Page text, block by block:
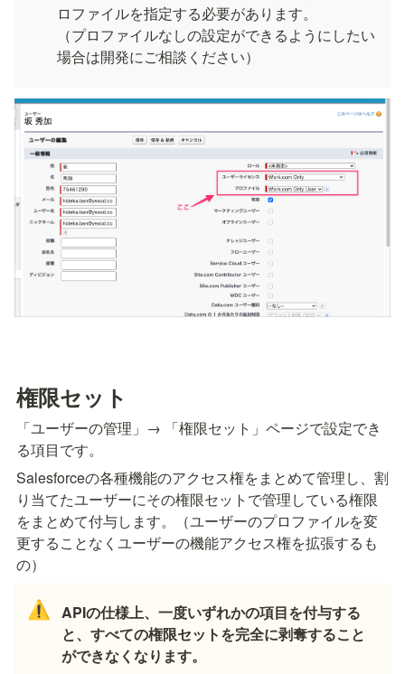
ロファイルを指定する必要があります。
（プロファイルなしの設定ができるようにしたい
場合は開発にご相談ください）
権限セット
「ユーザーの管理」→ 「権限セット」ページで設定でき
る項目です。
Salesforceの各種機能のアクセス権をまとめて管理し、割
り当てたユーザーにその権限セットで管理している権限
をまとめて付与します。（ユーザーのプロファイルを変
更することなくユーザーの機能アクセス権を拡張するも
の）
⚠️
APIの仕様上、一度いずれかの項目を付与する
と、すべての権限セットを完全に剥奪すること
ができなくなります。